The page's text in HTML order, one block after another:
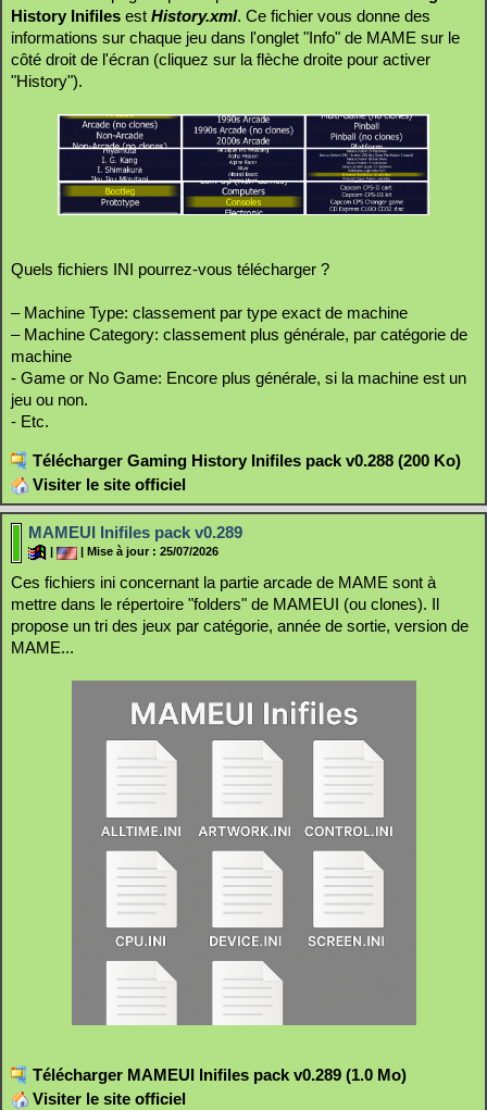
History Inifiles est History.xml. Ce fichier vous donne des
informations sur chaque jeu dans l'onglet "Info" de MAME sur le
côté droit de l'écran (cliquez sur la flèche droite pour activer
"History").
Quels fichiers INI pourrez-vous télécharger ?
– Machine Type: classement par type exact de machine
– Machine Category: classement plus générale, par catégorie de
machine
- Game or No Game: Encore plus générale, si la machine est un
jeu ou non.
- Etc.
Télécharger Gaming History Inifiles pack v0.288 (200 Ko)
Visiter le site officiel
MAMEUI Inifiles pack v0.289
| Mise à jour : 25/07/2026
Ces fichiers ini concernant la partie arcade de MAME sont à
mettre dans le répertoire "folders" de MAMEUI (ou clones). Il
propose un tri des jeux par catégorie, année de sortie, version de
MAME...
Télécharger MAMEUI Inifiles pack v0.289 (1.0 Mo)
Visiter le site officiel